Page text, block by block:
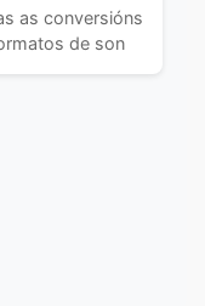
as conversións
de son